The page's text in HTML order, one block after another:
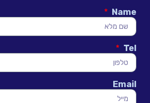
Name
Tel
Email